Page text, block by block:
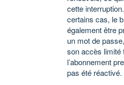
cette
certains cas, le
également être
un mot de
son accès limité
l’abonnement
pas été réactivé.